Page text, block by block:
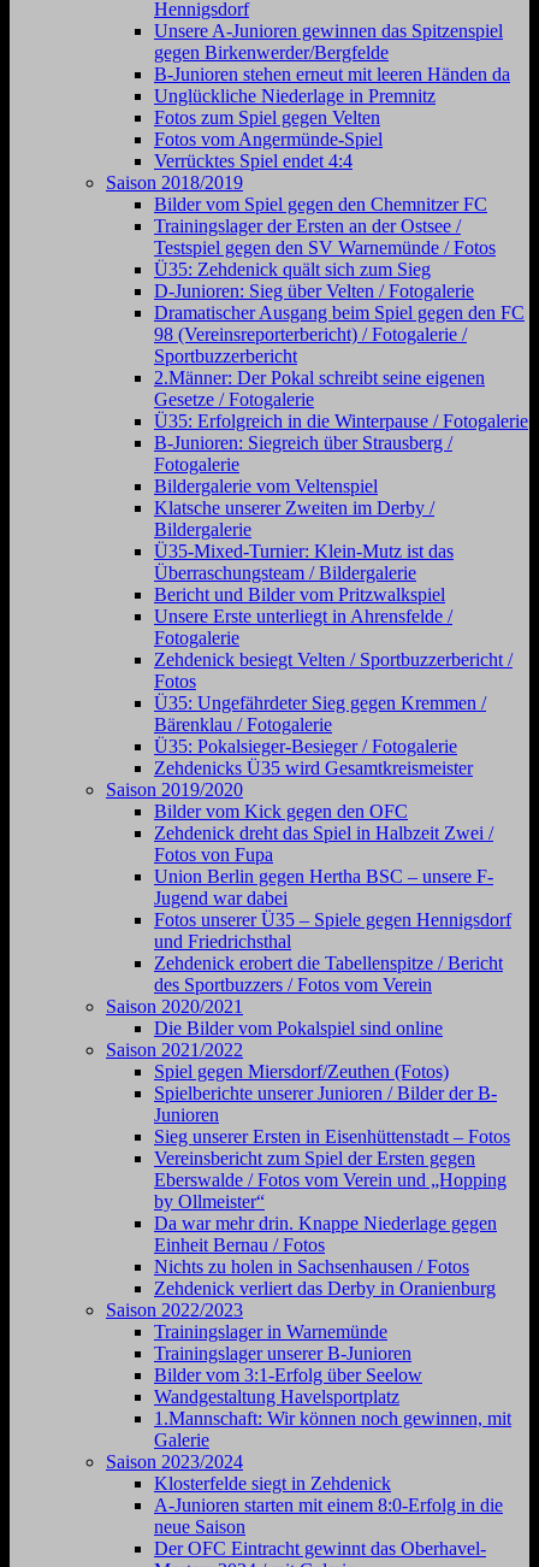
Hennigsdorf
Unsere A-Junioren gewinnen das Spitzenspiel
gegen Birkenwerder/Bergfelde
B-Junioren stehen erneut mit leeren Händen da
Unglückliche Niederlage in Premnitz
Fotos zum Spiel gegen Velten
Fotos vom Angermünde-Spiel
Verrücktes Spiel endet 4:4
Saison 2018/2019
Bilder vom Spiel gegen den Chemnitzer FC
Trainingslager der Ersten an der Ostsee /
Testspiel gegen den SV Warnemünde / Fotos
Ü35: Zehdenick quält sich zum Sieg
D-Junioren: Sieg über Velten / Fotogalerie
Dramatischer Ausgang beim Spiel gegen den FC
98 (Vereinsreporterbericht) / Fotogalerie /
Sportbuzzerbericht
2.Männer: Der Pokal schreibt seine eigenen
Gesetze / Fotogalerie
Ü35: Erfolgreich in die Winterpause / Fotogalerie
B-Junioren: Siegreich über Strausberg /
Fotogalerie
Bildergalerie vom Veltenspiel
Klatsche unserer Zweiten im Derby /
Bildergalerie
Ü35-Mixed-Turnier: Klein-Mutz ist das
Überraschungsteam / Bildergalerie
Bericht und Bilder vom Pritzwalkspiel
Unsere Erste unterliegt in Ahrensfelde /
Fotogalerie
Zehdenick besiegt Velten / Sportbuzzerbericht /
Fotos
Ü35: Ungefährdeter Sieg gegen Kremmen /
Bärenklau / Fotogalerie
Ü35: Pokalsieger-Besieger / Fotogalerie
Zehdenicks Ü35 wird Gesamtkreismeister
Saison 2019/2020
Bilder vom Kick gegen den OFC
Zehdenick dreht das Spiel in Halbzeit Zwei /
Fotos von Fupa
Union Berlin gegen Hertha BSC – unsere F-
Jugend war dabei
Fotos unserer Ü35 – Spiele gegen Hennigsdorf
und Friedrichsthal
Zehdenick erobert die Tabellenspitze / Bericht
des Sportbuzzers / Fotos vom Verein
Saison 2020/2021
Die Bilder vom Pokalspiel sind online
Saison 2021/2022
Spiel gegen Miersdorf/Zeuthen (Fotos)
Spielberichte unserer Junioren / Bilder der B-
Junioren
Sieg unserer Ersten in Eisenhüttenstadt – Fotos
Vereinsbericht zum Spiel der Ersten gegen
Eberswalde / Fotos vom Verein und „Hopping
by Ollmeister“
Da war mehr drin. Knappe Niederlage gegen
Einheit Bernau / Fotos
Nichts zu holen in Sachsenhausen / Fotos
Zehdenick verliert das Derby in Oranienburg
Saison 2022/2023
Trainingslager in Warnemünde
Trainingslager unserer B-Junioren
Bilder vom 3:1-Erfolg über Seelow
Wandgestaltung Havelsportplatz
1.Mannschaft: Wir können noch gewinnen, mit
Galerie
Saison 2023/2024
Klosterfelde siegt in Zehdenick
A-Junioren starten mit einem 8:0-Erfolg in die
neue Saison
Der OFC Eintracht gewinnt das Oberhavel-